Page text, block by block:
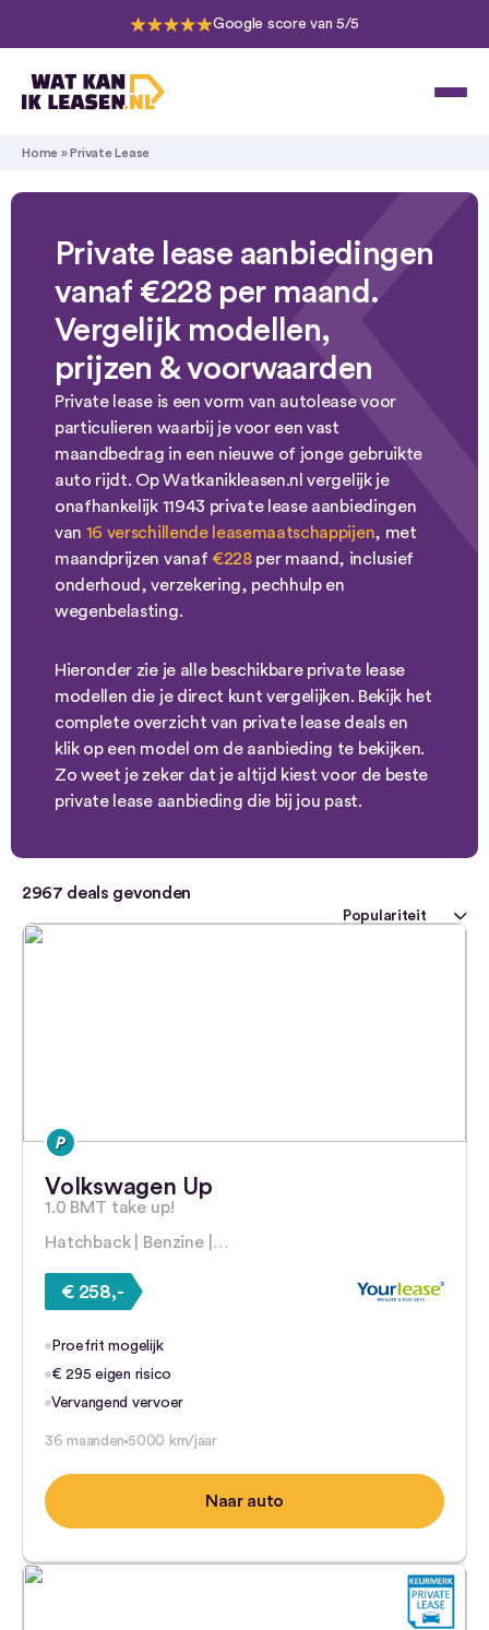
Google score van 5/5
Home »Private Lease
Private lease aanbiedingen
vanaf €228 per maand.
Vergelijk modellen,
prijzen & voorwaarden
Private lease is een vorm van autolease voor
particulieren waarbij je voor een vast
maandbedrag in een nieuwe of jonge gebruikte
auto rijdt. Op Watkanikleasen.nl vergelijk je
onafhankelijk 11943 private lease aanbiedingen
van 16 verschillende leasemaatschappijen, met
maandprijzen vanaf €228per maand, inclusief
onderhoud, verzekering, pechhulp en
wegenbelasting.
Hieronder zie je alle beschikbare private lease
modellen die je direct kunt vergelijken. Bekijk het
complete overzicht van private lease deals en
klik op een model om de aanbieding te bekijken.
Zo weet je zeker dat je altijd kiest voor de beste
private lease aanbieding die bij jou past.
2967 deals gevonden
Volkswagen Up
1.0 BMT take up!
Hatchback | Benzine |…
€ 258,-
Proefrit mogelijk
€ 295 eigen risico
Vervangend vervoer
36 maanden 5000 km/jaar
Naar auto